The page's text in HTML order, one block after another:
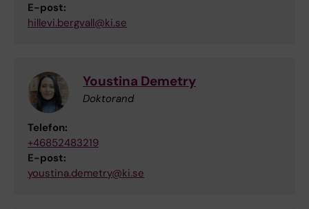
E-post:
hillevi.bergvall@ki.se
Youstina Demetry
Doktorand
Telefon:
+46852483219
E-post:
youstina.demetry@ki.se